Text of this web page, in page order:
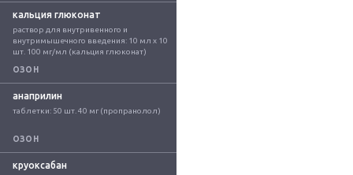
кальция глюконат
раствор для внутривенного и
внутримышечного введения: 10 мл x 10
шт. 100 мг/мл (кальция глюконат)
ОЗОН
анаприлин
таблетки: 50 шт. 40 мг (пропранолол)
ОЗОН
круоксабан